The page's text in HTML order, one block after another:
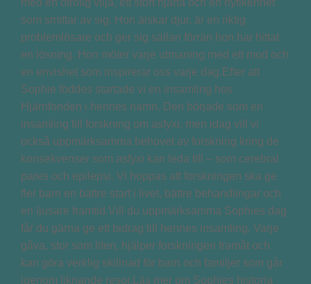
som smittar av sig. Hon älskar djur, är en riktig
problemlösare och ger sig sällan förrän hon har hittat
en lösning. Hon möter varje utmaning med ett mod och
en envishet som inspirerar oss varje dag.Efter att
Sophie föddes startade vi en insamling hos
Hjärnfonden i hennes namn. Den började som en
insamling till forskning om asfyxi, men idag vill vi
också uppmärksamma behovet av forskning kring de
konsekvenser som asfyxi kan leda till – som cerebral
pares och epilepsi. Vi hoppas att forskningen ska ge
fler barn en bättre start i livet, bättre behandlingar och
en ljusare framtid.Vill du uppmärksamma Sophies dag
får du gärna ge ett bidrag till hennes insamling. Varje
gåva, stor som liten, hjälper forskningen framåt och
kan göra verklig skillnad för barn och familjer som går
igenom liknande resor.Läs mer om Sophies historia